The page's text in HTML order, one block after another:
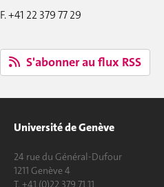
F. +41 22 379 77 29
S'abonner au flux RSS
Université de Genève
24 rue du Général-Dufour
1211 Genève 4
T. +41 (0)22 379 71 11